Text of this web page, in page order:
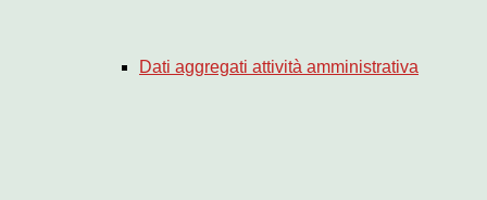
Dati aggregati attività amministrativa